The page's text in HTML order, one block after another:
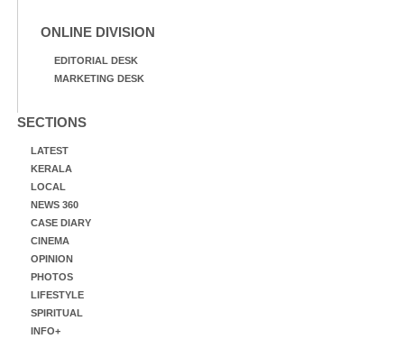
ONLINE DIVISION
EDITORIAL DESK
MARKETING DESK
SECTIONS
LATEST
KERALA
LOCAL
NEWS 360
CASE DIARY
CINEMA
OPINION
PHOTOS
LIFESTYLE
SPIRITUAL
INFO+